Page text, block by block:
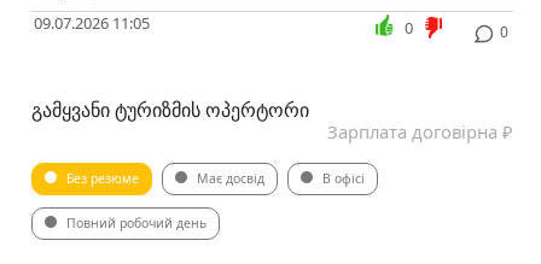
09.07.2026 11:05 0
0
ᲒᲐᲛᲧᲕᲐᲜᲘ ᲢᲣᲠᲘᲖᲛᲘᲡ ᲝᲞᲔᲠᲢᲝᲠᲘ
Зарплата договірна ₽
Без резюме Має досвід В офісі
Повний робочий день